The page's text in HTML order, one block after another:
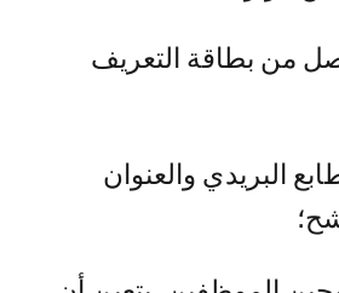
من بطاقة التعريف
البريدي والعنوان